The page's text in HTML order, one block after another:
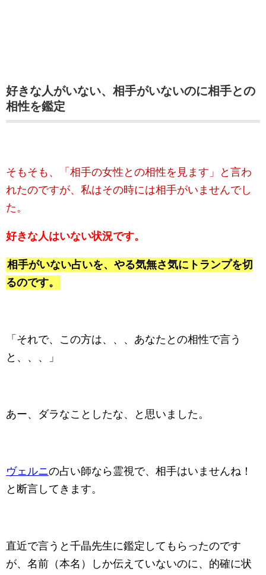
好きな人がいない、相手がいないのに相手との
相性を鑑定
そもそも、「相手の女性との相性を見ます」と言わ
れたのですが、私はその時には相手がいませんでし
た。
好きな人はいない状況です。
相手がいない占いを、やる気無さ気にトランプを切
るのです。
「それで、この方は、、、あなたとの相性で言う
と、、、」
あー、ダラなことしたな、と思いました。
ヴェルニの占い師なら霊視で、相手はいませんね！
と断言してきます。
直近で言うと千晶先生に鑑定してもらったのです
が、名前（本名）しか伝えていないのに、的確に状